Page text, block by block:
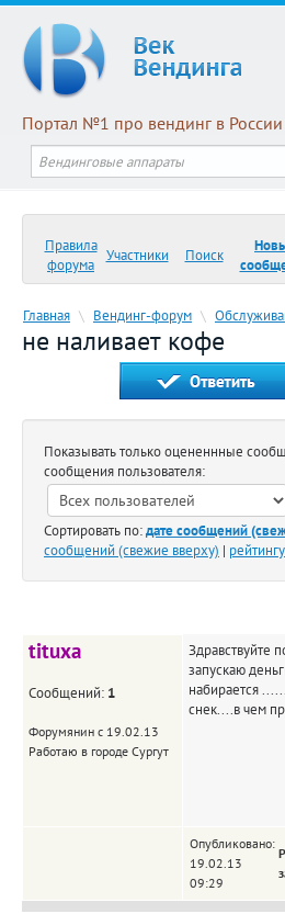
Портал №1 про вендинг в России
Правила
форума
Участники Поиск
Главная \ Вендинг-форум \
не наливает кофе
Показывать только оцененнные
сообщения пользователя:
Сортировать по:дате сообщений
сообщений (свежие вверху) |
tituxa
Сообщений: 1
Форумянин с 19.02.13
Работаю в городе Сургут
Здравствуйте
запускаю
набирается
снек....в чем
Опубликовано:
19.02.13
09:29